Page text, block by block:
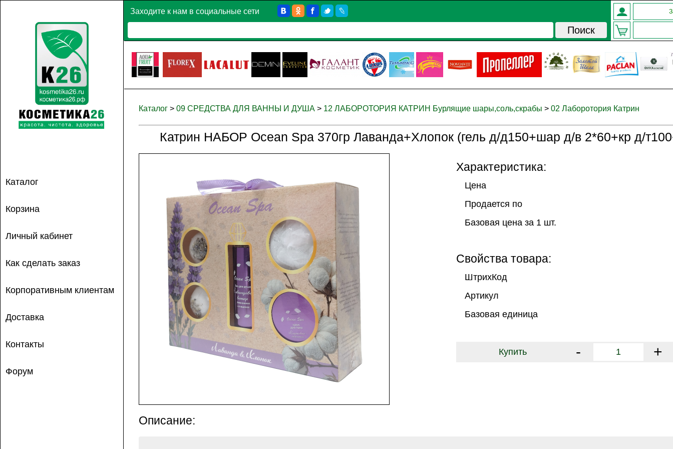
Заходите к нам в социальные сети
Каталог
Корзина
Личный кабинет
Как сделать заказ
Корпоративным клиентам
Доставка
Контакты
Форум
Каталог > 09 СРЕДСТВА ДЛЯ ВАННЫ И ДУША > 12 ЛАБОРОТОРИЯ КАТРИН Бурлящие шары,соль,скрабы > 02 Лаборотория Катрин
Катрин НАБОР Ocean Spa 370гр Лаванда+Хлопок (гель д/д150+шар д/в 2*60+кр д/
Характеристика:
Цена
Продается по
Базовая цена за 1 шт.
Свойства товара:
ШтрихКод
Артикул
Базовая единица
Купить - +
Описание: